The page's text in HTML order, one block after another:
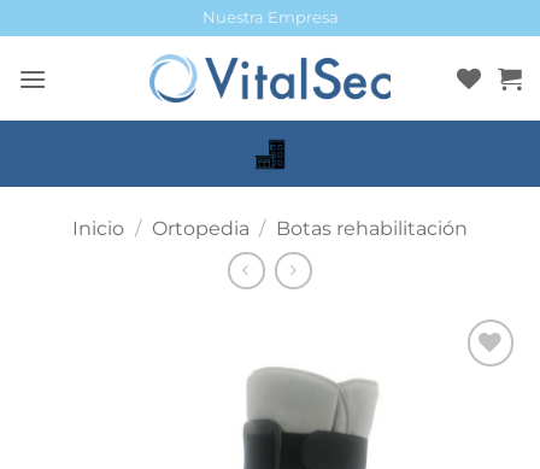
al
contenido
Nuestra Empresa
Inicio / Ortopedia / Botas rehabilitación